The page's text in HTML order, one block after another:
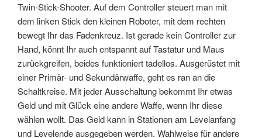
Twin-Stick-Shooter. Auf dem Controller steuert man mit
dem linken Stick den kleinen Roboter, mit dem rechten
bewegt Ihr das Fadenkreuz. Ist gerade kein Controller zur
Hand, könnt Ihr auch entspannt auf Tastatur und Maus
zurückgreifen, beides funktioniert tadellos. Ausgerüstet mit
einer Primär- und Sekundärwaffe, geht es ran an die
Schaltkreise. Mit jeder Ausschaltung bekommt Ihr etwas
Geld und mit Glück eine andere Waffe, wenn Ihr diese
wählen wollt. Das Geld kann in Stationen am Levelanfang
und Levelende ausgegeben werden. Wahlweise für andere